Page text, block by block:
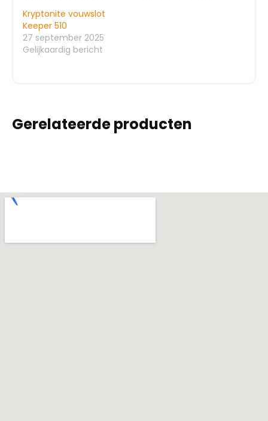
Kryptonite vouwslot
Keeper 510
27 september 2025
Gelijkaardig bericht
Gerelateerde producten